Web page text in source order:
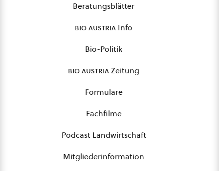
Beratungsblätter
bio austria Info
Bio-Politik
bio austriaZeitung
Formulare
Fachfilme
Podcast Landwirtschaft
Mitgliederinformation